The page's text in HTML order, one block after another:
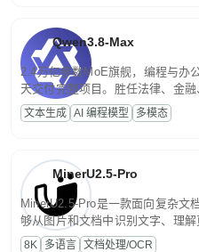
Qwen3.8-Max
2.4万亿参数MoE旗舰，编程与办
天交付完整项目。胜任法律、金
话端到端交付生产级成果。原生
程，支持超长文档与长视频的深
文本生成 AI 编程模型 多模态
MinerU2.5-Pro
MinerU2.5-Pro是一款面向复杂文
够从图片和文档中识别文字、理
为便于存储、检索和二次处理的结
8K 多语言 文档处理/OCR